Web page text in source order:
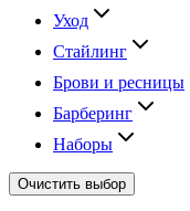
Уход
Стайлинг
Брови и ресницы
Барберинг
Наборы
Очистить выбор